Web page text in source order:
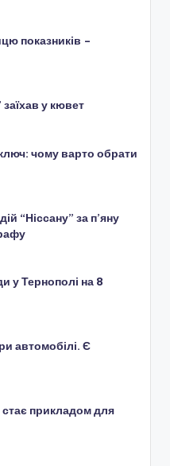
показників –
у кювет
ключ: чому варто обрати
“Ніссану” за п’яну
у Тернополі на 8
автомобілі. Є
стає прикладом для